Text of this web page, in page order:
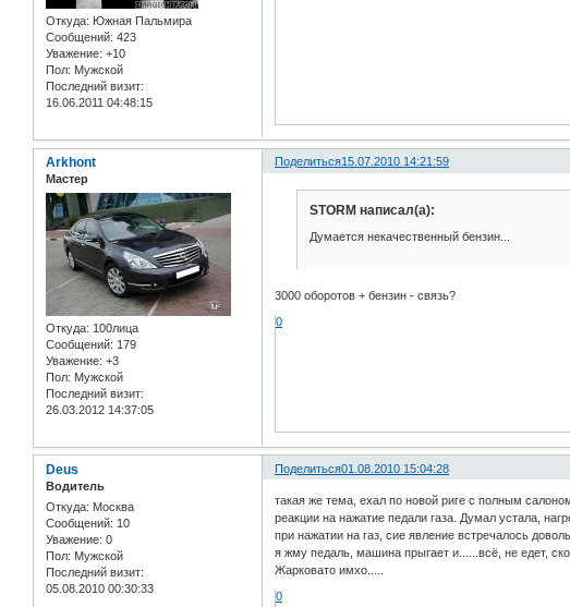
Откуда: Южная Пальмира
Сообщений: 423
Уважение: +10
Пол: Мужской
Последний визит:
16.06.2011 04:48:15
Поделиться15.07.2010 14:21:59
Arkhont
Мастер
Откуда: 100лица
Сообщений: 179
Уважение: +3
Пол: Мужской
Последний визит:
26.03.2012 14:37:05
STORM написал(а):
Думается некачественный бензин...
3000 оборотов + бензин - связь?
0
Поделиться01.08.2010 15:04:28
Deus
Водитель
Откуда: Москва
Сообщений: 10
Уважение: 0
Пол: Мужской
Последний визит:
05.08.2010 00:30:33
такая же тема, ехал по новой риге с полным
реакции на нажатие педали газа. Думал устала,
при нажатии на газ, сие явление встречалось
я жму педаль, машина прыгает и......всё, не едет,
Жарковато имхо.....
0